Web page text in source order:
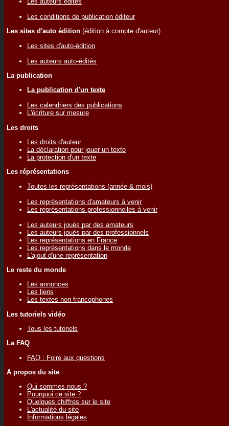
Les conditions de publication éditeur
Les sites d'auto édition (édition à compte d'auteur)
Les sites d'auto-édition
Les auteurs auto-édités
La publication
La publication d'un texte
Les calendriers des publications
L'écriture sur mesure
Les droits
Les droits d'auteur
La déclaration pour jouer un texte
La protection d'un texte
Les réprésentations
Toutes les représentations (année & mois)
Les représentations d'amateurs à venir
Les représentations professionnelles à venir
Les auteurs joués par des amateurs
Les auteurs joués par des professionnels
Les représentations en France
Les représentations dans le monde
L'ajout d'une représentation
Le reste du monde
Les annonces
Les liens
Les textes non francophones
Les tutoriels vidéo
Tous les tutoriels
La FAQ
FAQ : Foire aux questions
A propos du site
Qui sommes nous ?
Pourquoi ce site ?
Quelques chiffres sur le site
L'actualité du site
Informations légales